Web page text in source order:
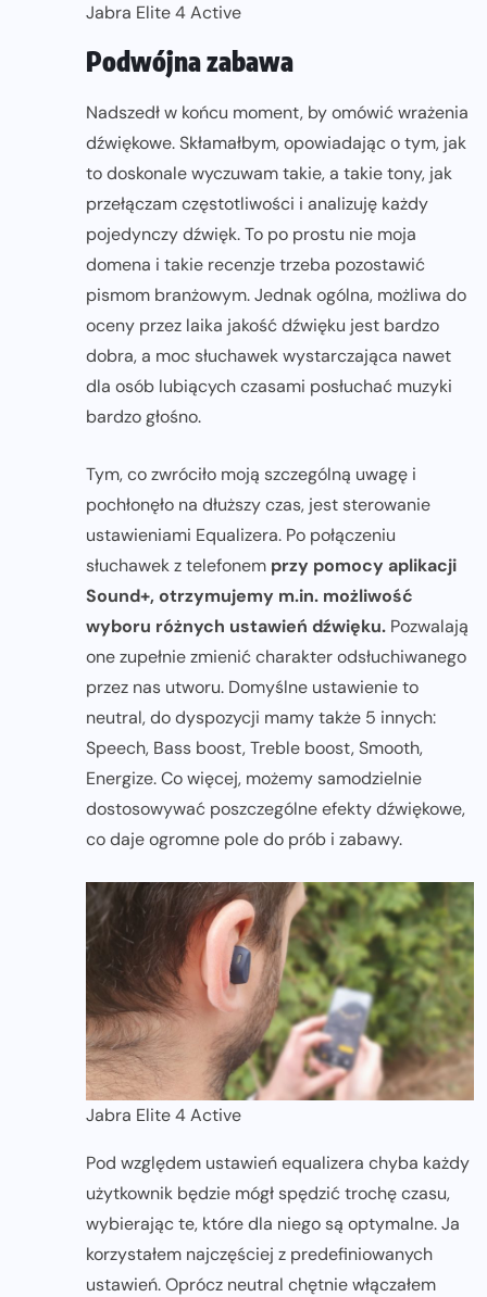
Jabra Elite 4 Active
Podwójna zabawa
Nadszedł w końcu moment, by omówić wrażenia
dźwiękowe. Skłamałbym, opowiadając o tym, jak
to doskonale wyczuwam takie, a takie tony, jak
przełączam częstotliwości i analizuję każdy
pojedynczy dźwięk. To po prostu nie moja
domena i takie recenzje trzeba pozostawić
pismom branżowym. Jednak ogólna, możliwa do
oceny przez laika jakość dźwięku jest bardzo
dobra, a moc słuchawek wystarczająca nawet
dla osób lubiących czasami posłuchać muzyki
bardzo głośno.
Tym, co zwróciło moją szczególną uwagę i
pochłonęło na dłuższy czas, jest sterowanie
ustawieniami Equalizera. Po połączeniu
słuchawek z telefonem przy pomocy aplikacji
Sound+, otrzymujemy m.in. możliwość
wyboru różnych ustawień dźwięku. Pozwalają
one zupełnie zmienić charakter odsłuchiwanego
przez nas utworu. Domyślne ustawienie to
neutral, do dyspozycji mamy także 5 innych:
Speech, Bass boost, Treble boost, Smooth,
Energize. Co więcej, możemy samodzielnie
dostosowywać poszczególne efekty dźwiękowe,
co daje ogromne pole do prób i zabawy.
Jabra Elite 4 Active
Pod względem ustawień equalizera chyba każdy
użytkownik będzie mógł spędzić trochę czasu,
wybierając te, które dla niego są optymalne. Ja
korzystałem najczęściej z predefiniowanych
ustawień. Oprócz neutral chętnie włączałem